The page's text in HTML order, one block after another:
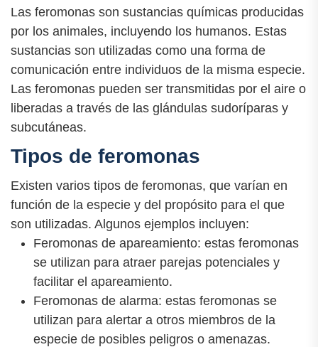
Las feromonas son sustancias químicas producidas
por los animales, incluyendo los humanos. Estas
sustancias son utilizadas como una forma de
comunicación entre individuos de la misma especie.
Las feromonas pueden ser transmitidas por el aire o
liberadas a través de las glándulas sudoríparas y
subcutáneas.
Tipos de feromonas
Existen varios tipos de feromonas, que varían en
función de la especie y del propósito para el que
son utilizadas. Algunos ejemplos incluyen:
Feromonas de apareamiento: estas feromonas
se utilizan para atraer parejas potenciales y
facilitar el apareamiento.
Feromonas de alarma: estas feromonas se
utilizan para alertar a otros miembros de la
especie de posibles peligros o amenazas.